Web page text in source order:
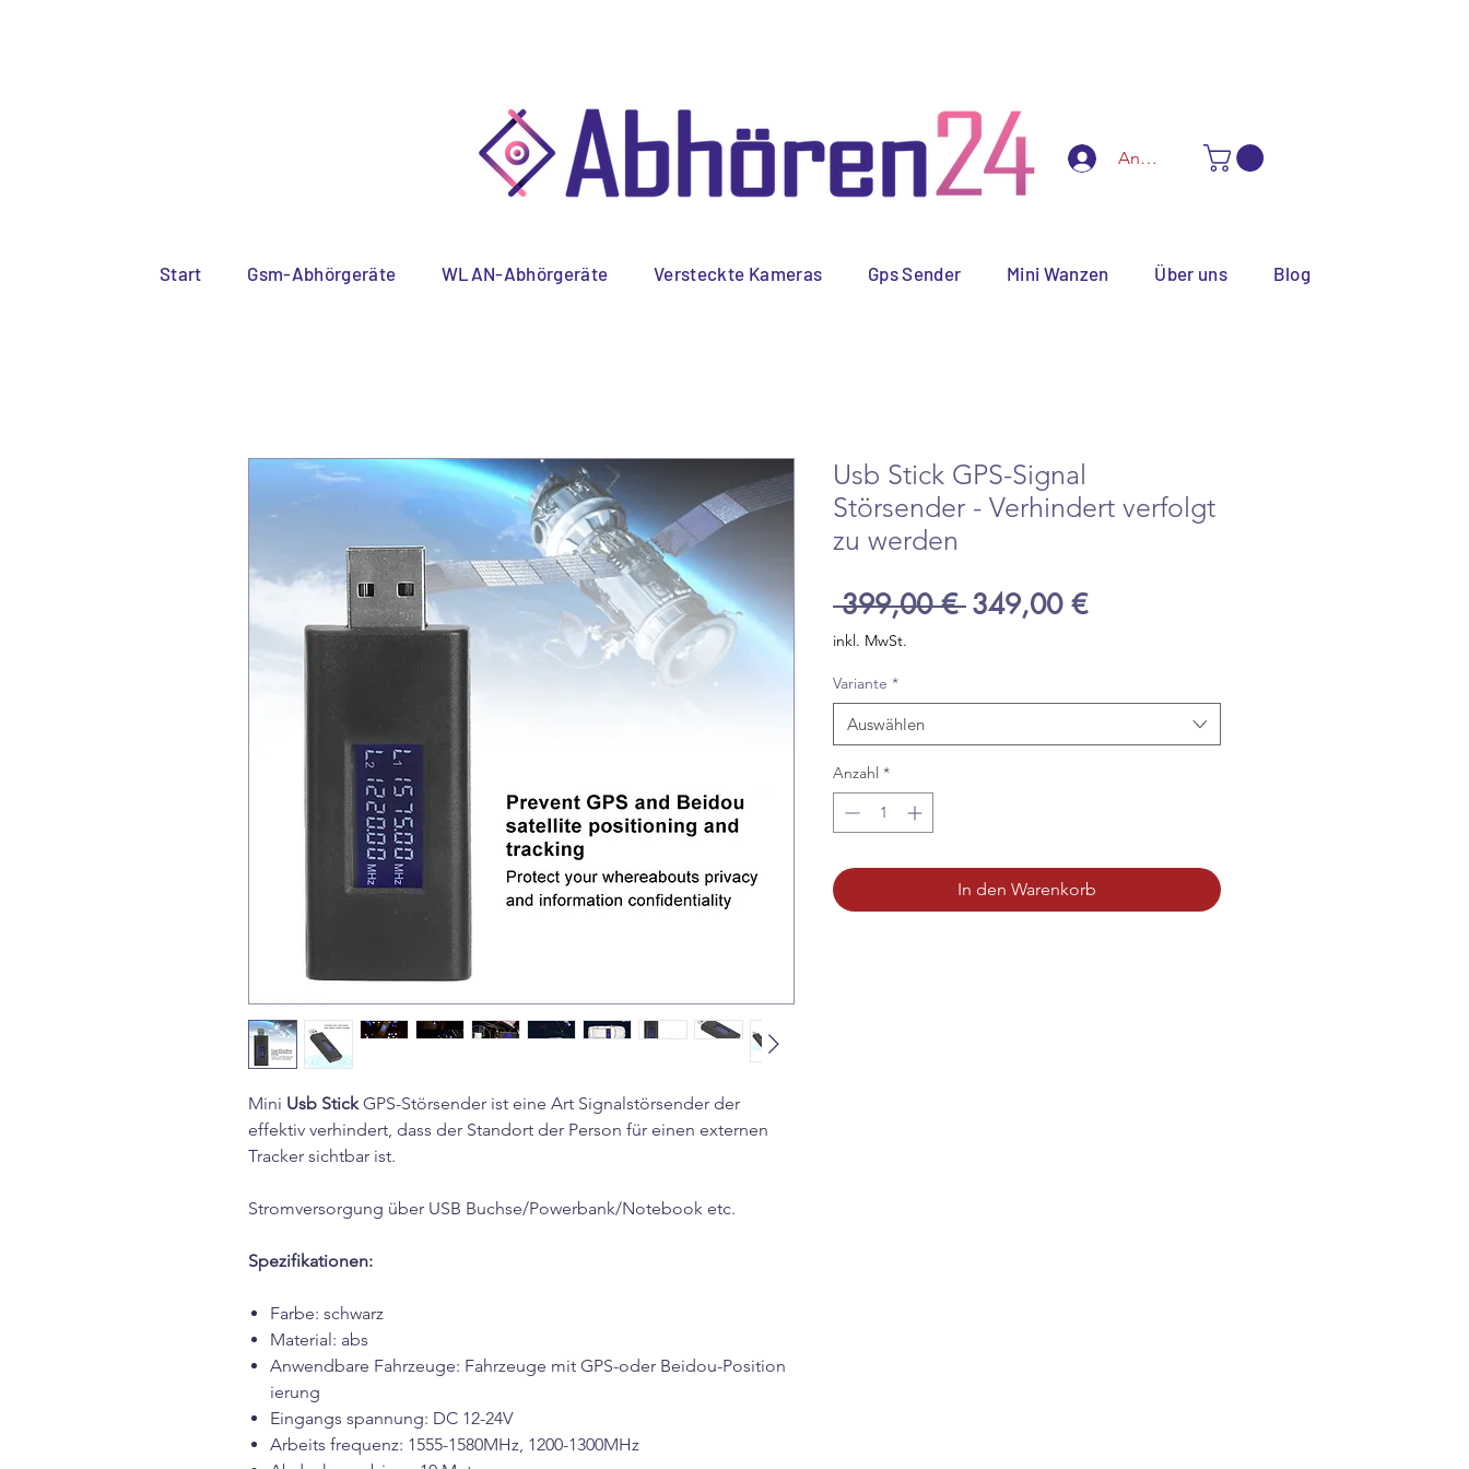
Anmelden
Start Gsm-Abhörgeräte WLAN-Abhörgeräte Versteckte Kameras Gps Sender Mini Wanzen Über uns Blog
Mini Usb StickGPS-Störsender ist eine Art Signalstörsender der
effektiv verhindert, dass der Standort der Person für einen externen
Tracker sichtbar ist.
Stromversorgung über USB Buchse/Powerbank/Notebook etc.
Spezifikationen:
Farbe: schwarz
Material: abs
Anwendbare Fahrzeuge: Fahrzeuge mit GPS-oder Beidou-Position
ierung
Eingangs spannung: DC 12-24V
Arbeits frequenz: 1555-1580MHz, 1200-1300MHz
Usb Stick GPS-Signal
Störsender - Verhindert verfolgt
zu werden
399,00 € Standardpreis
349,00 €Sale-
inkl. MwSt.
Variante *
Auswählen
Anzahl *
In den Warenkorb